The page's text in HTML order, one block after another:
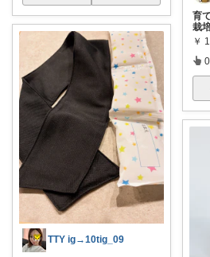
TTY ig→10tig_09
育
栽
￥
0